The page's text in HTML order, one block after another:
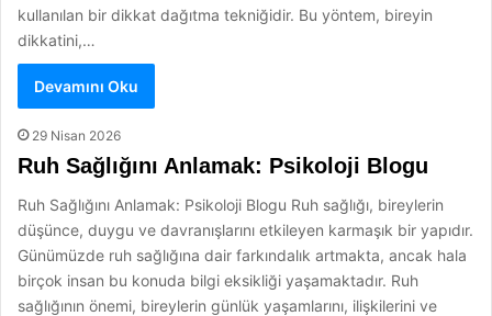
kullanılan bir dikkat dağıtma tekniğidir. Bu yöntem, bireyin
dikkatini,…
Devamını Oku
29 Nisan 2026
Ruh Sağlığını Anlamak: Psikoloji Blogu
Ruh Sağlığını Anlamak: Psikoloji Blogu Ruh sağlığı, bireylerin
düşünce, duygu ve davranışlarını etkileyen karmaşık bir yapıdır.
Günümüzde ruh sağlığına dair farkındalık artmakta, ancak hala
birçok insan bu konuda bilgi eksikliği yaşamaktadır. Ruh
sağlığının önemi, bireylerin günlük yaşamlarını, ilişkilerini ve